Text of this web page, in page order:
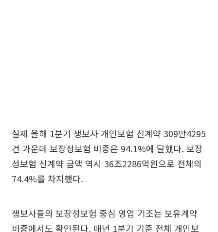
실제 올해 1분기 생보사 개인보험 신계약 309만4295
건 가운데 보장성보험 비중은 94.1%에 달했다. 보장
성보험 신계약 금액 역시 36조2286억원으로 전체의
74.4%를 차지했다.
생보사들의 보장성보험 중심 영업 기조는 보유계약
비중에서도 확인된다. 매년 1분기 기준 전체 개인보